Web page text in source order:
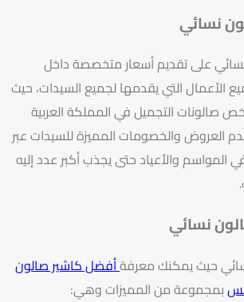
نسائي
على تقديم أسعار متخصصة داخل
الأعمال التي يقدمها لجميع السيدات، حيث
صالونات التجميل في المملكة العربية
العروض والخصومات المميزة للسيدات عبر
المواسم والأعياد حتى يجذب أكبر عدد إليه
نسائي
حيث يمكنك معرفةأفضل كاشير صالون
بمجموعة من المميزات وهي: